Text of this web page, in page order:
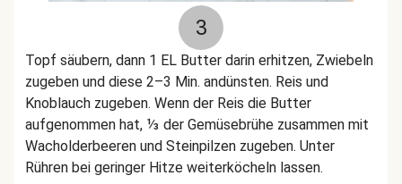
3
Topf säubern, dann 1 EL Butter darin erhitzen, Zwiebeln
zugeben und diese 2–3 Min. andünsten. Reis und
Knoblauch zugeben. Wenn der Reis die Butter
aufgenommen hat, ⅓ der Gemüsebrühe zusammen mit
Wacholderbeeren und Steinpilzen zugeben. Unter
Rühren bei geringer Hitze weiterköcheln lassen.